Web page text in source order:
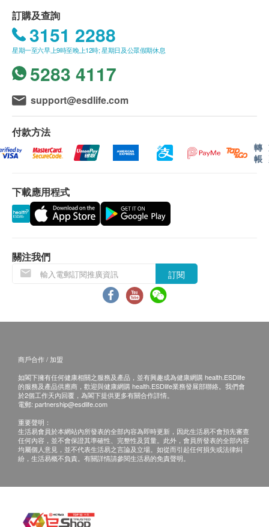
指引，由衛生配套、藥物劑量、無菌消毒、傳染防控等
均以最高級別處理，並由醫護人員確保程序的完整與安
全。此外，套餐式收費透明公開，讓病人清晰了解服務
範疇與收費細明。
病人檢查後可於休息室放鬆稍息，於數個小時內回家。
訂購一經確認，不設更改已訂購的計劃，轉讓給第三者
及／或退款。
本內視鏡檢查必須經醫生評估是否適合進行。如醫生認
為不適合進行內視鏡檢查，本中心將收取港幣$500作為
醫生診症費，餘額將退回客戶。
內視鏡檢查最終價格以檢查後結果（即檢查過程中所抽
支付差額。
免責聲明：
所有健康檢查/服務並非作為醫務診斷或治療用途。當閣
下身體健康出現任何疾病徵兆時，應立即諮詢有認可資
本服務/產品由商戶提供。生活易【健康網購
health.ESDlife】並沒有經營或提供本服務/產品。有關
此服務/產品的錯漏或延誤，或因使用此服務/產品而引
致的損失、損害、受傷或法律訴訟，健康網購
向提供服務之體檢中心或商戶提出。
香港中環皇后大道中18號新世界大廈一座15樓1511室(中環
地鐵站G出口)
顯示地圖
應診時間 ( 敬請預約)
星期一至星期五：9:00a.m. – 6:00p.m.
星期六：9:00a.m. – 1:00p.m.
星期日及公眾假期： 休息
電話: 2130 3201
Whatsapp: 5237 1875
訂購及查詢
3151 2288
星期一至六早上9時至晚上12時; 星期日及公眾假期休息
5283 4117
support@esdlife.com
付款方法
轉
帳
下載應用程式
關注我們
訂閱
商戶合作 / 加盟
如閣下擁有任何健康相關之服務及產品，並有興趣成為健康網購 health.ESDlife
的服務及產品供應商，歡迎與健康網購 health.ESDlife業務發展部聯絡。我們會
於2個工作天內回覆，為閣下提供更多有關合作詳情。
電郵: partnership@esdlife.com
重要聲明：
生活易會員於本網站內所發表的全部內容為即時更新，因此生活易不會預先審查
任何內容，並不會保證其準確性、完整性及質量。此外，會員所發表的全部內容
均屬個人意見，並不代表生活易之言論及立場。如從而引起任何損失或法律糾
紛，生活易概不負責。有關詳情請參閱生活易的免責聲明。